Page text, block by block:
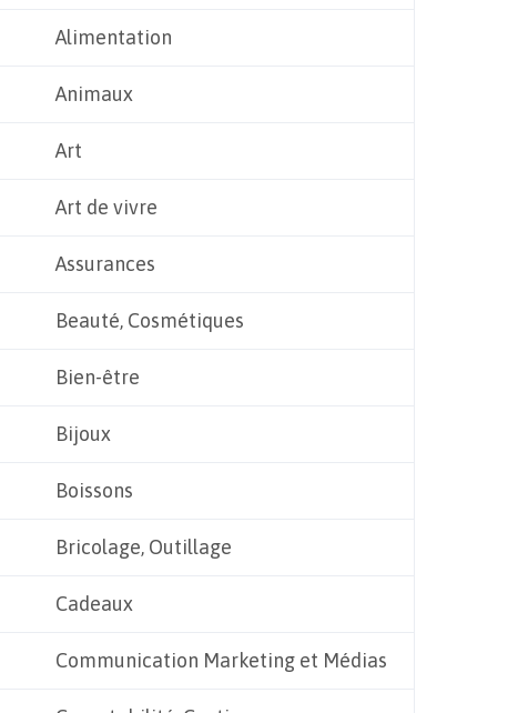
Alimentation
Animaux
Art
Art de vivre
Assurances
Beauté, Cosmétiques
Bien-être
Bijoux
Boissons
Bricolage, Outillage
Cadeaux
Communication Marketing et Médias